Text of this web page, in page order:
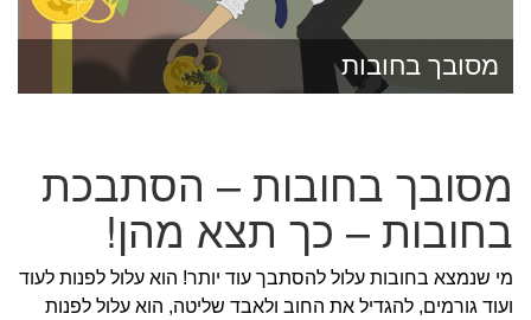
מסובך בחובות
מסובך בחובות – הסתבכת
בחובות – כך תצא מהן!
מי שנמצא בחובות עלול להסתבך עוד יותר! הוא עלול לפנות לעוד
ועוד גורמים, להגדיל את החוב ולאבד שליטה, הוא עלול לפנות